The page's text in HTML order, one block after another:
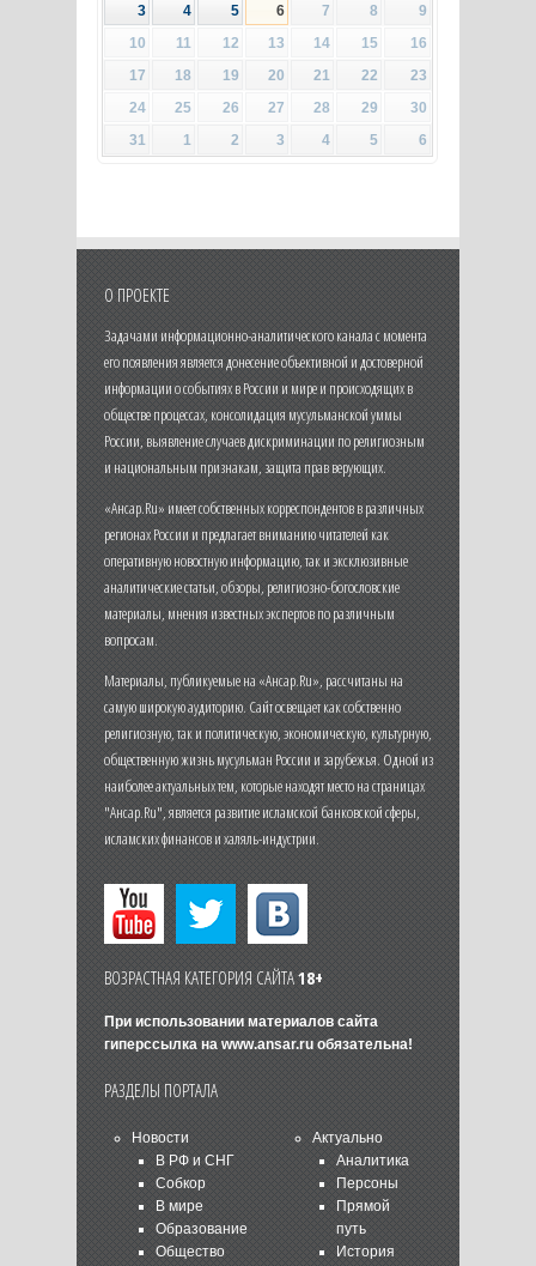
3
4 5 6 7 8
9
10
11 12 13 14 15
16
17
18 19 20 21 22
23
24
25 26 27 28 29
30
31
1 2 3 4 5 6
О ПРОЕКТЕ
Задачами информационно-аналитического канала с момента
его появления является донесение объективной и достоверной
информации о событиях в России и мире и происходящих в
обществе процессах, консолидация мусульманской уммы
России, выявление случаев дискриминации по религиозным
и национальным признакам, защита прав верующих.
«Ансар.Ru» имеет собственных корреспондентов в различных
регионах России и предлагает вниманию читателей как
оперативную новостную информацию, так и эксклюзивные
аналитические статьи, обзоры, религиозно-богословские
материалы, мнения известных экспертов по различным
вопросам.
Материалы, публикуемые на «Ансар.Ru», рассчитаны на
самую широкую аудиторию. Сайт освещает как собственно
религиозную, так и политическую, экономическую, культурную,
общественную жизнь мусульман России и зарубежья. Одной из
наиболее актуальных тем, которые находят место на страницах
"Ансар.Ru", является развитие исламской банковской сферы,
исламских финансов и халяль-индустрии.
ВОЗРАСТНАЯ КАТЕГОРИЯ САЙТА18+
При использовании материалов сайта
гиперссылка на www.ansar.ruобязательна!
РАЗДЕЛЫ ПОРТАЛА
Новости
В РФ и СНГ
Собкор
В мире
Образование
Общество
Актуально
Аналитика
Персоны
Прямой
путь
История